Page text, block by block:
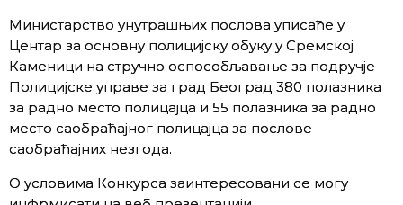
Министарство унутрашњих послова уписаће у
Центар за основну полицијску обуку у Сремској
Каменици на стручно оспособљавање за подручје
Полицијске управе за град Београд 380 полазника
за радно место полицајца и 55 полазника за радно
место саобраћајног полицајца за послове
саобраћајних незгода.
О условима Конкурса заинтересовани се могу